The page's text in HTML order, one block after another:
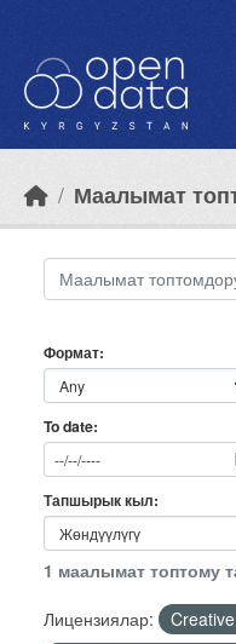
Маалымат
Формат
To date
Тапшырык кыл
1 маалымат топтому
Лицензиялар: